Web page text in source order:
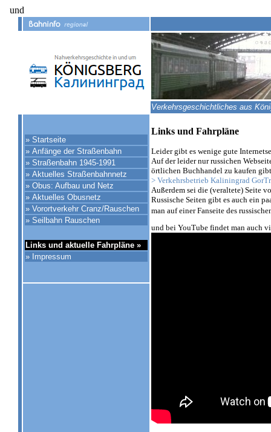
und
Verkehrsgeschichtliches aus
» Startseite
» Anfänge der Straßenbahn
» Straßenbahn 1945-1991
» Aktuelles Straßenbahnnetz
» Obus: Aufbau und Netz
» Aktuelles Obusnetz
» Vorortverkehr Cranz/Rauschen
» Seilbahn Rauschen
Links und aktuelle Fahrpläne »
» Impressum
Links und Fahrpläne
Leider gibt es wenige gute
Auf der leider nur russichen
örtlichen Buchhandel zu kaufen
> Verkehrsbetrieb Kaliningrad
Außerdem sei die (veraltete) Seite
Russische Seiten gibt es auch ein
man auf einer Fanseite des
und bei YouTube findet man auch